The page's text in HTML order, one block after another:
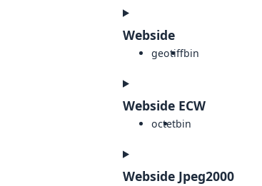
Webside
geotiffbin
Webside ECW
octetbin
Webside Jpeg2000